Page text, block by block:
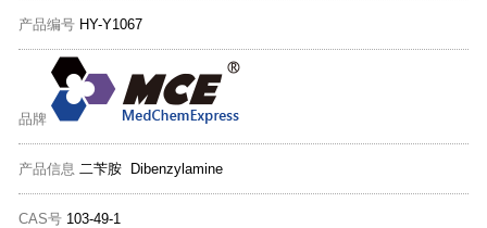
产品编号 HY-Y1067
品牌
产品信息 二苄胺 Dibenzylamine
CAS号 103-49-1